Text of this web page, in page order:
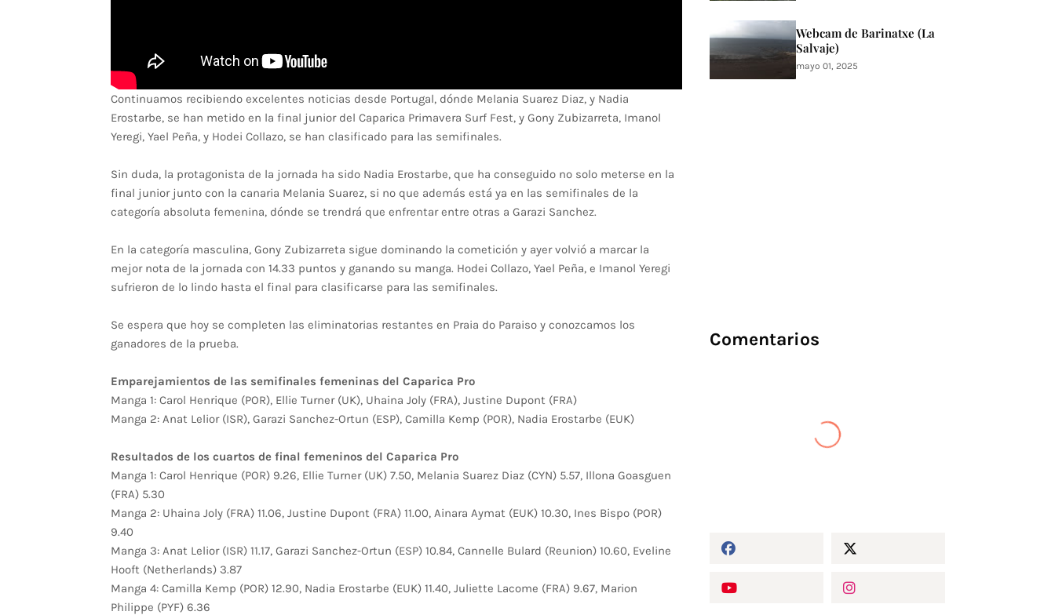
Continuamos recibiendo excelentes noticias desde Portugal, dónde Melania Suarez Diaz, y Nadia
Erostarbe, se han metido en la final junior del Caparica Primavera Surf Fest, y Gony Zubizarreta, Imanol
Yeregi, Yael Peña, y Hodei Collazo, se han clasificado para las semifinales.
Sin duda, la protagonista de la jornada ha sido Nadia Erostarbe, que ha conseguido no solo meterse en la
final junior junto con la canaria Melania Suarez, si no que además está ya en las semifinales de la
categoría absoluta femenina, dónde se trendrá que enfrentar entre otras a Garazi Sanchez.
En la categoría masculina, Gony Zubizarreta sigue dominando la cometición y ayer volvió a marcar la
mejor nota de la jornada con 14.33 puntos y ganando su manga. Hodei Collazo, Yael Peña, e Imanol Yeregi
sufrieron de lo lindo hasta el final para clasificarse para las semifinales.
Se espera que hoy se completen las eliminatorias restantes en Praia do Paraiso y conozcamos los
ganadores de la prueba.
Emparejamientos de las semifinales femeninas del Caparica Pro
Manga 1: Carol Henrique (POR), Ellie Turner (UK), Uhaina Joly (FRA), Justine Dupont (FRA)
Manga 2: Anat Lelior (ISR), Garazi Sanchez-Ortun (ESP), Camilla Kemp (POR), Nadia Erostarbe (EUK)
Resultados de los cuartos de final femeninos del Caparica Pro
Manga 1: Carol Henrique (POR) 9.26, Ellie Turner (UK) 7.50, Melania Suarez Diaz (CYN) 5.57, Illona Goasguen
(FRA) 5.30
Manga 2: Uhaina Joly (FRA) 11.06, Justine Dupont (FRA) 11.00, Ainara Aymat (EUK) 10.30, Ines Bispo (POR)
9.40
Manga 3: Anat Lelior (ISR) 11.17, Garazi Sanchez-Ortun (ESP) 10.84, Cannelle Bulard (Reunion) 10.60, Eveline
Hooft (Netherlands) 3.87
Manga 4: Camilla Kemp (POR) 12.90, Nadia Erostarbe (EUK) 11.40, Juliette Lacome (FRA) 9.67, Marion
Philippe (PYF) 6.36
Webcam de Barinatxe (La
Salvaje)
mayo 01, 2025
Comentarios